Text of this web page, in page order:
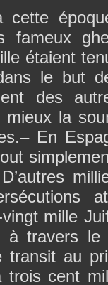
cette
fameux
étaient
le but
des
mieux la
En
mille
à travers le
transit au
trois cent